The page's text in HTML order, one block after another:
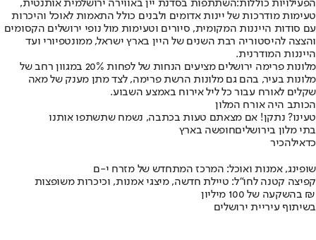
הפעילויות כוללות:השתתפות בסדנת יין באווירה ירושלמית אותנטית,
טעימות מודרכות של יינות אדומים ולבנים כולל התאמות לאוכל והיכרות
עם סודות הייננות המקומית, סיורים וטעימות מול נופי ירושלים הקסומים
והצצה להיסטוריה רבת השנים של היין בארץ ישראל, ממונטפיורי ועד
הייננות המודרנית.
מלונות פרימה ירושלים מציעים הנחות של לפחות 20% במגוון רחב של
מלונות בעיר, בהם גם מלונות הרשת פרימה, לצד מתן מענק של מאה
שקלים לאורח עבור כל ליל אירוח באמצע השבוע.
הכותב היה אורח המלון
טעינו? נתקן! אם מצאתם טעות בכתבה, נשמח שתשתפו אותנו
בתי מלון בירושליםחופשה בארץ
כדאילהכיר
שופינג, אמנות ואוכל: המרכז המתחדש של מזרח י-ם
קפיצה קטנה לחו"ל: טיילת חדשה, מיצגי אמנות, וכיכרות משופצות
בהשקעה של 100 מיליון ₪
בשיתוף עיריית ירושלים